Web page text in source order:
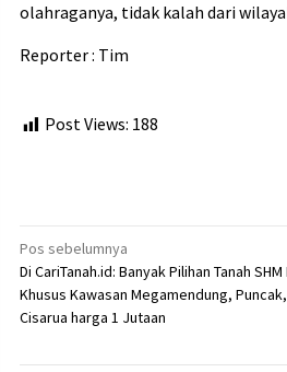
olahraganya, tidak kalah dari
Reporter : Tim
Post Views: 188
Navigasi
pos
Pos sebelumnya
Di CariTanah.id: Banyak Pilihan Tanah
Khusus Kawasan Megamendung,
Cisarua harga 1 Jutaan